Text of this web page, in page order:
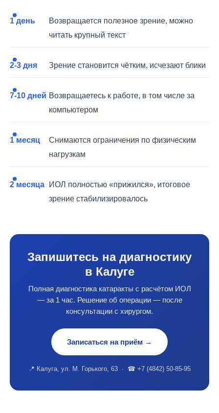
1 день
Возвращается полезное зрение, можно
читать крупный текст
2-3 дня Зрение становится чётким, исчезают блики
7-10 дней Возвращаетесь к работе, в том числе за
компьютером
1 месяц
Снимаются ограничения по физическим
нагрузкам
2 месяца
ИОЛ полностью «прижился», итоговое
зрение стабилизировалось
Запишитесь на диагностику
в Калуге
Полная диагностика катаракты с расчётом ИОЛ
— за 1 час. Решение об операции — после
консультации с хирургом.
Записаться на приём →
📍 Калуга, ул. М. Горького, 63 · ☎ +7 (4842) 50-85-95